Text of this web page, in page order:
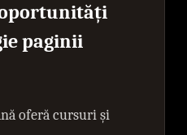
paginii
oferă cursuri și